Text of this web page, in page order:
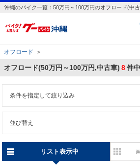
沖縄のバイク一覧：50万円～100万円のオフロード(中
オフロード ＞
オフロード(50万円～100万円,中古車) 8件
条件を指定して絞り込み
並び替え
リスト表示中